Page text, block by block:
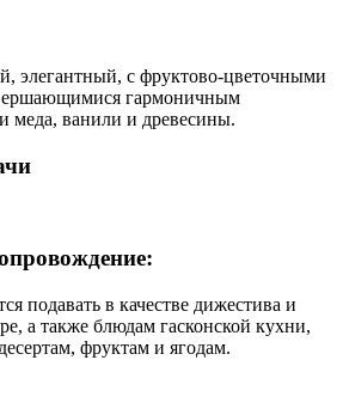
элегантный, с фруктово-цветочными
гармоничным
меда, ванили и древесины.
подавать в качестве дижестива и
а также блюдам гасконской кухни,
фруктам и ягодам.